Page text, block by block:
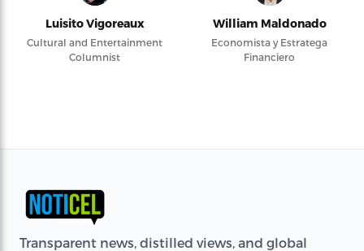
Luisito Vigoreaux
Cultural and Entertainment
Columnist
William Maldonado
Economista y Estratega
Financiero
Transparent news, distilled views, and global